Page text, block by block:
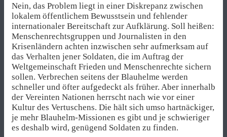
Nein, das Problem liegt in einer Diskrepanz zwischen
lokalem öffentlichem Bewusstsein und fehlender
internationaler Bereitschaft zur Aufklärung. Soll heißen:
Menschenrechtsgruppen und Journalisten in den
Krisenländern achten inzwischen sehr aufmerksam auf
das Verhalten jener Soldaten, die im Auftrag der
Weltgemeinschaft Frieden und Menschenrechte sichern
sollen. Verbrechen seitens der Blauhelme werden
schneller und öfter aufgedeckt als früher. Aber innerhalb
der Vereinten Nationen herrscht nach wie vor einer
Kultur des Vertuschens. Die hält sich umso hartnäckiger,
je mehr Blauhelm-Missionen es gibt und je schwieriger
es deshalb wird, genügend Soldaten zu finden.